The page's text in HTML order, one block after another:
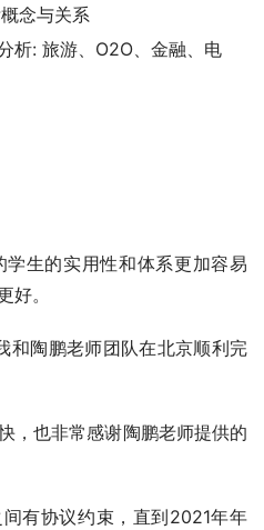
念与关系
析: 旅游、O2O、金融、电
生的实用性和体系更加容易
好。
和陶鹏老师团队在北京顺利完
，也非常感谢陶鹏老师提供的
有协议约束，直到2021年年